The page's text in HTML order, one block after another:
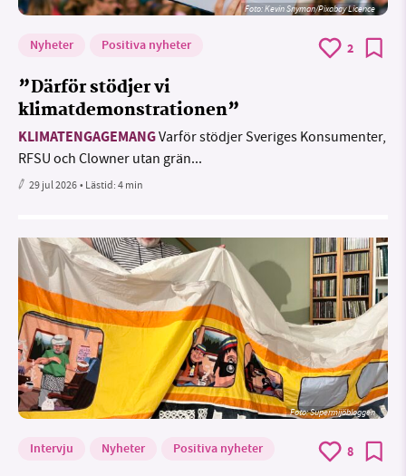
Foto:Kevin Snyman/Pixabay Licence
Nyheter Positiva nyheter 2
”Därför stödjer vi
klimatdemonstrationen”
KLIMATENGAGEMANGVarför stödjer Sveriges Konsumenter,
RFSU och Clowner utan grän...
29 jul 2026• Lästid:4 min
Foto: Supermijöbloggen
Intervju Nyheter Positiva nyheter 8